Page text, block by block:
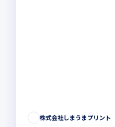
株式会社しまうまプリント